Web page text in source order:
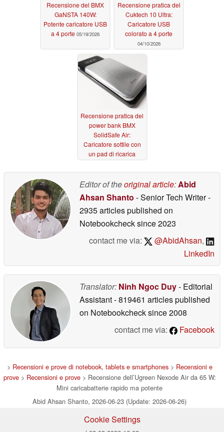
Recensione del BMX
GaNSTA 140W:
Potente caricatore USB
a 4 porte 05/19/2026
Recensione pratica del
Cuktech 10 Ultra:
Caricatore USB
colorato a 4 porte
04/10/2026
Recensione pratica del
power bank BMX
SolidSafe Air:
Caricatore sottile con
un pad di ricarica
Editor of theoriginal article:Abid
Ahsan Shanto - Senior Tech Writer-
2935 articles published on
Notebookchecksince 2023
contact me via:
@AbidAhsan,
LinkedIn
Translator: Ninh Ngoc Duy- Editorial
Assistant- 819461 articles published
on Notebookchecksince 2008
contact me via:
Facebook
> Recensioni e prove di notebook, tablets e smartphones> Recensioni e
prove> Recensioni e prove> Recensione dell’Ugreen Nexode Air da 65 W:
Mini caricabatterie rapido ma potente
Abid Ahsan Shanto, 2026-06-23 (Update: 2026-06-26)
Cookie Settings